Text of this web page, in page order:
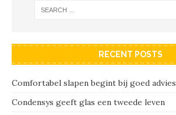
RECENT POSTS
Comfortabel slapen begint bij goed advies
Condensys geeft glas een tweede leven